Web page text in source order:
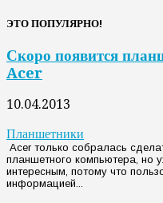
ЭТО ПОПУЛЯРНО!
Скоро появится
Acer
10.04.2013
Планшетники
Acer только собралась
планшетного компьютера, но
интересным, потому что
информацией...